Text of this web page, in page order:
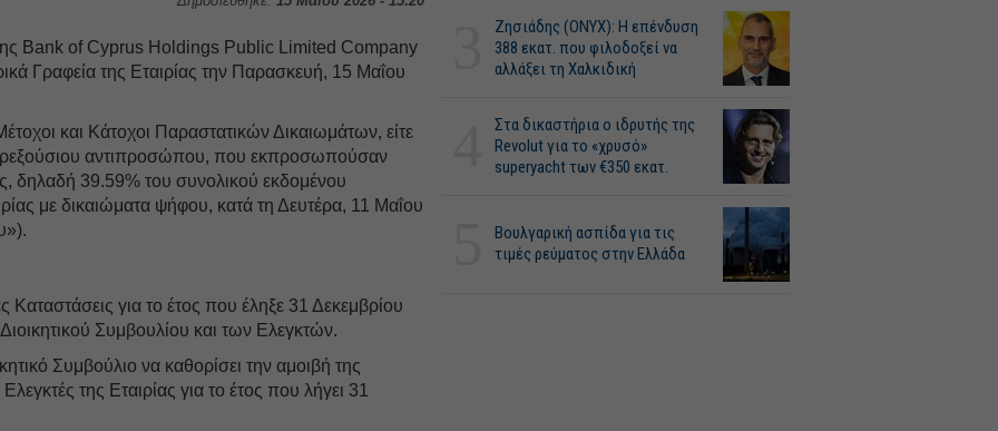
Bank of Cyprus Holdings Public Limited Company
Γραφεία της Εταιρίας την Παρασκευή, 15 Μαΐου
και Κάτοχοι Παραστατικών Δικαιωμάτων, είτε
αντιπροσώπου, που εκπροσωπούσαν
δηλαδή 39.59% του συνολικού εκδομένου
με δικαιώματα ψήφου, κατά τη Δευτέρα, 11 Μαΐου
Καταστάσεις για το έτος που έληξε 31 Δεκεμβρίου
Συμβουλίου και των Ελεγκτών.
Συμβούλιο να καθορίσει την αμοιβή της
της Εταιρίας για το έτος που λήγει 31
Ζησιάδης (ONYX): Η επένδυση
388 εκατ. που φιλοδοξεί να
αλλάξει τη Χαλκιδική
Στα δικαστήρια ο ιδρυτής της
Revolut για το «χρυσό»
superyacht των €350 εκατ.
Βουλγαρική ασπίδα για τις
τιμές ρεύματος στην Ελλάδα